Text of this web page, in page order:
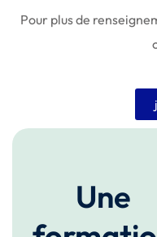
Pour plus de
Une